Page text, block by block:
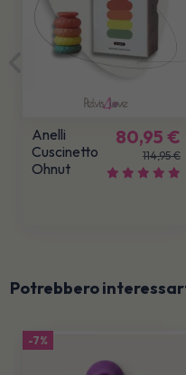
Anelli
Cuscinetto
Ohnut
80,95 €
114,95 €
Potrebbero
-7%